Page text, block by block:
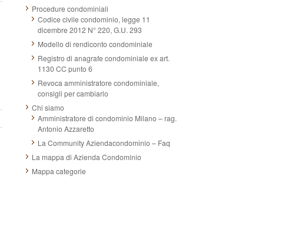
Procedure condominiali
Codice civile condominio, legge 11
dicembre 2012 N° 220, G.U. 293
Modello di rendiconto condominiale
Registro di anagrafe condominiale ex art.
1130 CC punto 6
Revoca amministratore condominiale,
consigli per cambiarlo
Chi siamo
Amministratore di condominio Milano – rag.
Antonio Azzaretto
La Community Aziendacondominio – Faq
La mappa di Azienda Condominio
Mappa categorie